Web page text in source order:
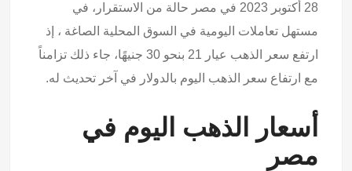
28 أكتوبر 2023 في مصر حالة من الاستقرار، في
مستهل تعاملات اليومية في السوق المحلية الصاغة ، إذ
ارتفع سعر الذهب عيار 21 بنحو 30 جنيهًا، جاء ذلك تزامناً
مع ارتفاع سعر الذهب اليوم بالدولار في آخر تحديث له.
أسعار الذهب اليوم في
مصر